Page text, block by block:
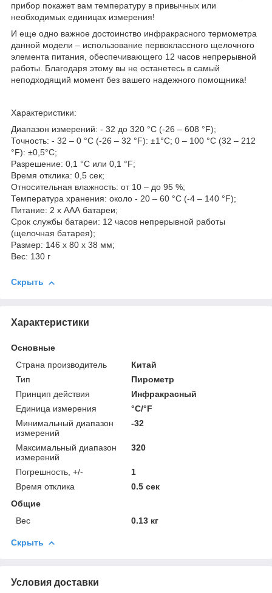
прибор покажет вам температуру в привычных или
необходимых единицах измерения!
И еще одно важное достоинство инфракрасного термометра
данной модели – использование первоклассного щелочного
элемента питания, обеспечивающего 12 часов непрерывной
работы. Благодаря этому вы не останетесь в самый
неподходящий момент без вашего надежного помощника!
Характеристики:
Диапазон измерений: - 32 до 320 °C (-26 – 608 °F);
Точность: - 32 – 0 °C (-26 – 32 °F): ±1°C; 0 – 100 °C (32 – 212
°F): ±0,5°C;
Разрешение: 0,1 °C или 0,1 °F;
Время отклика: 0,5 сек;
Относительная влажность: от 10 – до 95 %;
Температура хранения: около - 20 – 60 °C (-4 – 140 °F);
Питание: 2 х ААА батареи;
Срок службы батареи: 12 часов непрерывной работы
(щелочная батарея);
Размер: 146 x 80 x 38 мм;
Вес: 130 г
Скрыть
Характеристики
Основные
Страна производитель
Китай
Тип
Пирометр
Принцип действия
Инфракрасный
Единица измерения
°С/°F
Минимальный диапазон
измерений
-32
Максимальный диапазон
измерений
320
Погрешность, +/-
1
Время отклика
0.5 сек
Общие
Вес
0.13 кг
Скрыть
Условия доставки